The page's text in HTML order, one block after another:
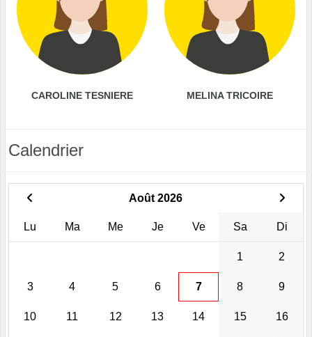
CAROLINE TESNIERE MELINA TRICOIRE
Calendrier
Août 2026
Lu Ma Me Je Ve Sa Di
1 2
3 4 5 6 7 8 9
10 11 12 13 14 15 16